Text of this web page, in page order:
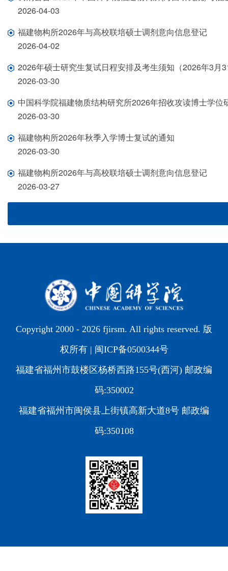
2026-04-03
福建物构所2026年与高校联培硕士调剂意向信息登记
2026-04-02
2026年硕士研究生复试日程安排及考生须知（2026年3月
2026-03-30
中国科学院福建物质结构研究所2026年招收攻读博士学位
2026-03-30
福建物构所2026年秋季入学博士复试的通知
2026-03-30
福建物构所2026年与高校联培硕士调剂意向信息登记
2026-03-27
Copyright 2000 - 2026 fjirsm. All rights reserved. 版
权所有 | 闽ICP备0500344号
福建省福州市鼓楼区杨桥西路155号(西河) 邮政编
码:350002
福建省福州市闽侯县上街镇高新大道8号 邮政编
码:350108